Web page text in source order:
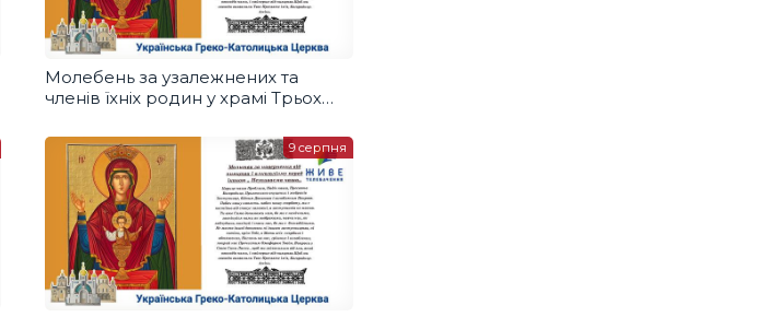
Молебень за узалежнених та
членів їхніх родин у храмі Трьох
9 серпня